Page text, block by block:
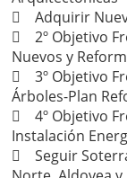
 Adquirir
 2º Objetivo
Nuevos y
 3º Objetivo
Árboles-Plan
 4º Objetivo
Instalación
 Seguir